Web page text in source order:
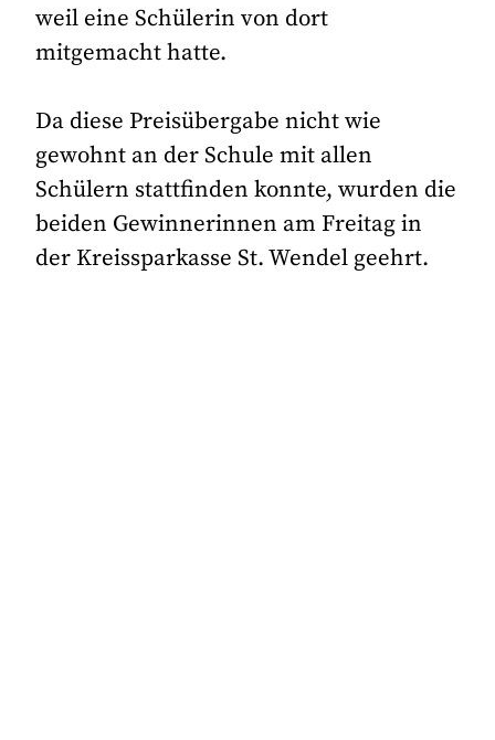
weil eine Schülerin von dort
mitgemacht hatte.
Da diese Preisübergabe nicht wie
gewohnt an der Schule mit allen
Schülern stattfinden konnte, wurden die
beiden Gewinnerinnen am Freitag in
der Kreissparkasse St. Wendel geehrt.